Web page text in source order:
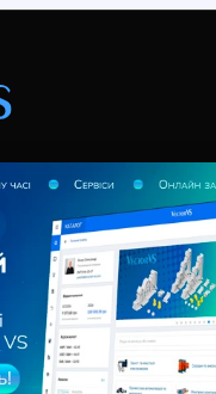
Київ, вул.